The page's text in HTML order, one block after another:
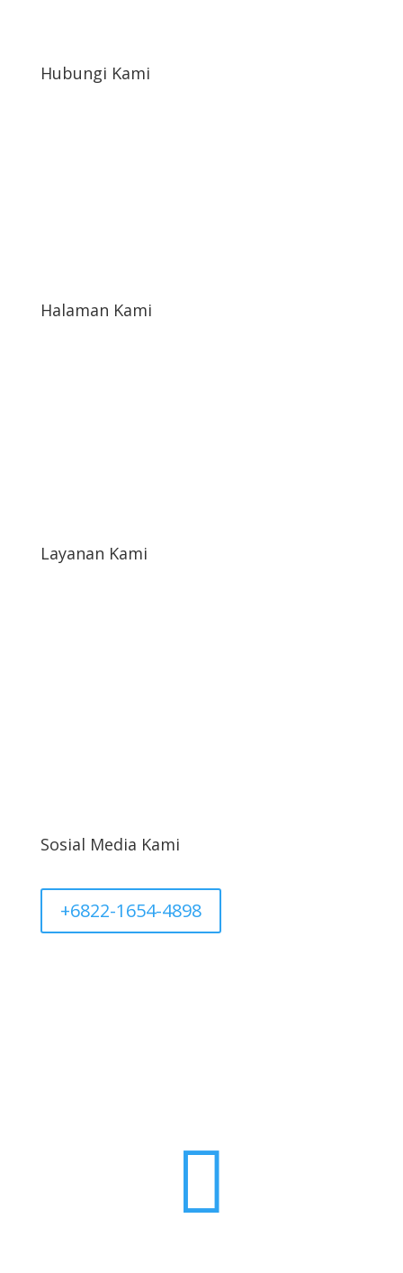
Hubungi Kami
Halaman Kami
Layanan Kami
Sosial Media Kami
+6822-1654-4898
